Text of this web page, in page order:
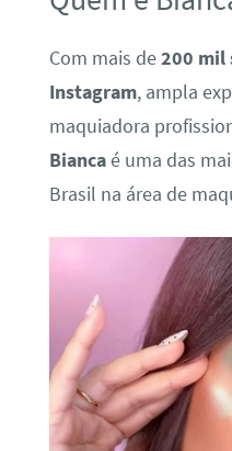
Com mais de200 mil
Instagram, ampla
maquiadora
Biancaé uma das
Brasil na área de